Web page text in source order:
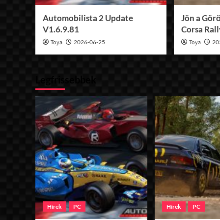
Automobilista 2 Update
V1.6.9.81
Toya 2026-06-25
Jön a
Corsa
Toya
Hírek PC Hírek PC